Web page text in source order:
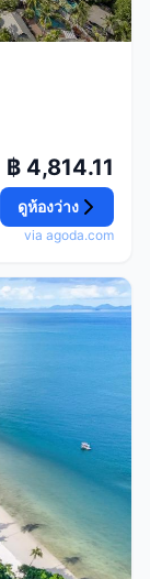
฿ 4,814.11
ดูห้องว่าง
via agoda.com